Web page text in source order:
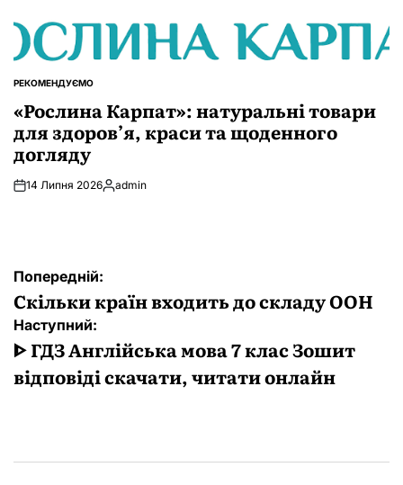
ОПУБЛІКУВАТИ
РЕКОМЕНДУЄМО
«Рослина Карпат»: натуральні товари
для здоров’я, краси та щоденного
догляду
14 Липня 2026Опубліковано
admin
Навігація
записів
Попередній:
Скільки країн входить до складу ООН
Наступний:
ᐈ ГДЗ Англійська мова 7 клас Зошит
відповіді скачати, читати онлайн